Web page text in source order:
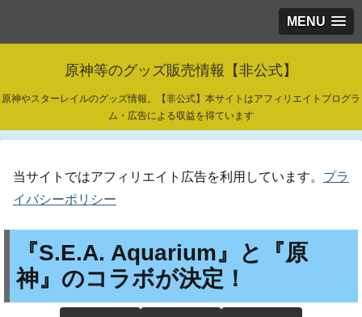
MENU
原神等のグッズ販売情報【非公式】
原神やスターレイルのグッズ情報。【非公式】本サイトはアフィリエイトプログラ
ム・広告による収益を得ています
当サイトではアフィリエイト広告を利用しています。 プラ
イバシーポリシー
『S.E.A. Aquarium』と『原
神』のコラボが決定！